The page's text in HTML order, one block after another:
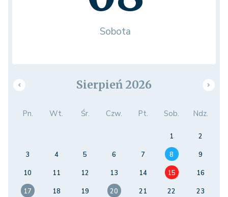
Sobota
Sierpień 2026
Pn. Wt. Śr. Czw. Pt. Sob. Ndz.
1
2
3
4 5 6 7 8
9
10
11 12 13 14 15
16
17
18 19 20 21 22
23